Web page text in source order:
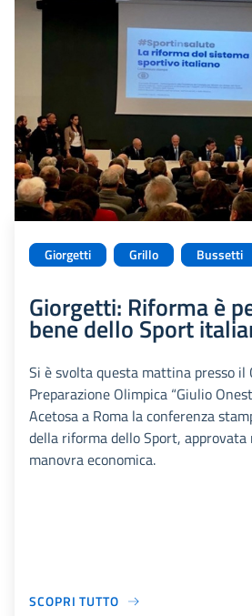
Giorgetti Grillo Bussetti
Giorgetti: Riforma è
bene dello Sport
Si è svolta questa mattina presso il
Preparazione Olimpica “Giulio
Acetosa a Roma la conferenza
della riforma dello Sport,
manovra economica.
SCOPRI TUTTO